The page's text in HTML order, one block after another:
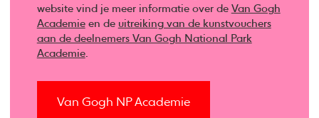
website vind je meer informatie over de Van Gogh
Academieen de uitreiking van de kunstvouchers
aan de deelnemers Van Gogh National Park
Academie.
Van Gogh NP Academie